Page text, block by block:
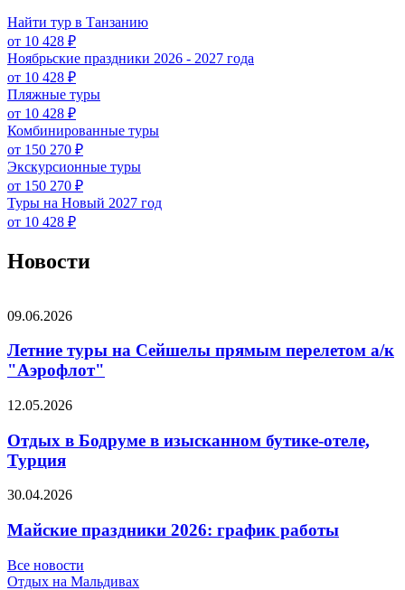
Найти тур в Танзанию
от 10 428 ₽
Ноябрьские праздники 2026 - 2027 года
от 10 428 ₽
Пляжные туры
от 10 428 ₽
Комбинированные туры
от 150 270 ₽
Экскурсионные туры
от 150 270 ₽
Туры на Новый 2027 год
от 10 428 ₽
Новости
09.06.2026
Летние туры на Сейшелы прямым перелетом а/к
"Аэрофлот"
12.05.2026
Отдых в Бодруме в изысканном бутике-отеле,
Турция
30.04.2026
Майские праздники 2026: график работы
Все новости
Отдых на Мальдивах